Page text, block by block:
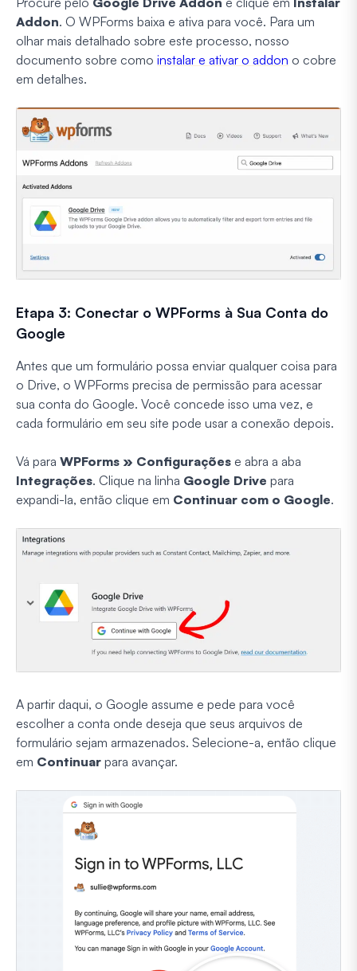
Addon. O WPForms baixa e ativa para você. Para um
olhar mais detalhado sobre este processo, nosso
documento sobre como instalar e ativar o addon o cobre
em detalhes.
Etapa 3: Conectar o WPForms à Sua Conta do
Google
Antes que um formulário possa enviar qualquer coisa para
o Drive, o WPForms precisa de permissão para acessar
sua conta do Google. Você concede isso uma vez, e
cada formulário em seu site pode usar a conexão depois.
Vá para WPForms » Configurações e abra a aba
Integrações. Clique na linha Google Drive para
expandi-la, então clique em Continuar com o Google.
A partir daqui, o Google assume e pede para você
escolher a conta onde deseja que seus arquivos de
formulário sejam armazenados. Selecione-a, então clique
em Continuar para avançar.